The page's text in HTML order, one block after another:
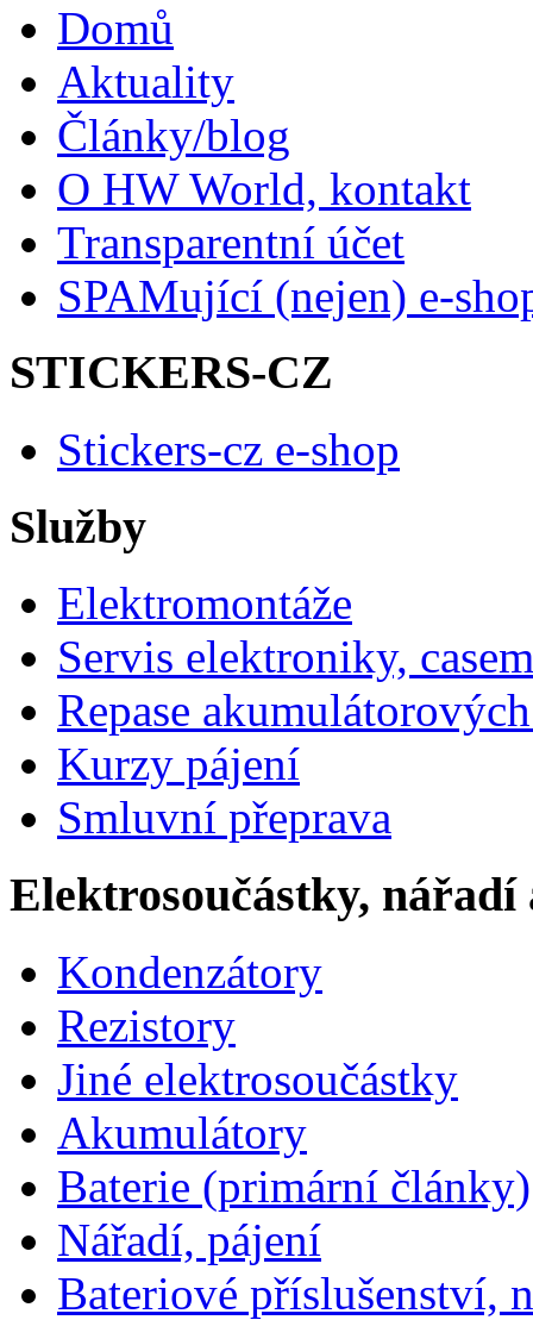
Domů
Aktuality
Články/blog
O HW World, kontakt
Transparentní účet
SPAMující (nejen) e-
STICKERS-CZ
Stickers-cz e-shop
Služby
Elektromontáže
Servis elektroniky,
Repase
Kurzy pájení
Smluvní přeprava
Elektrosoučástky, nářadí
Kondenzátory
Rezistory
Jiné elektrosoučástky
Akumulátory
Baterie (primární články)
Nářadí, pájení
Bateriové příslušenství,